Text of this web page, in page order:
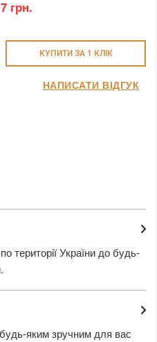
грн.
КУПИТИ ЗА 1 КЛIК
території України до будь-
яким зручним для вас
НАПИСАТИ ВІДГУК